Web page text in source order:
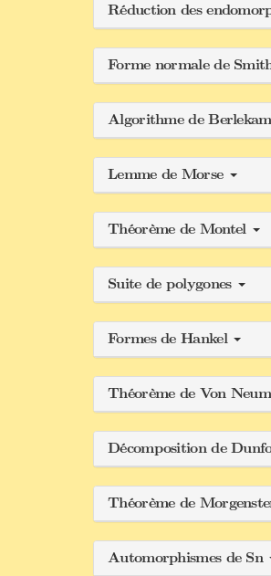
Réduction des
Forme normale de
Algorithme de
Lemme de Morse
Théorème de Montel
Suite de polygones
Formes de Hankel
Théorème de Von
Décomposition de
Théorème de
Automorphismes de Sn